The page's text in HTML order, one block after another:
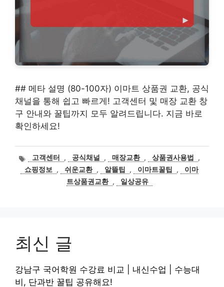
## 메타 설명 (80-100자) 이마트 상품권 교환, 공식
채널을 통해 쉽고 빠르게! 고객센터 및 매장 교환 창
구 안내와 꿀팁까지 모두 알려드립니다. 지금 바로
확인하세요!
태
그
고객센터 , 공식채널 , 매장교환 , 상품권사용법
,
쇼핑정보
, 쉬운교환 , 알뜰팁 , 이마트꿀팁 ,
이마
트상품권교환 , 일상공유
최신 글
강남구 국어학원 수강료 비교 | 내신수업 | 수능대
비, 단과반 꿀팁 공유해요!